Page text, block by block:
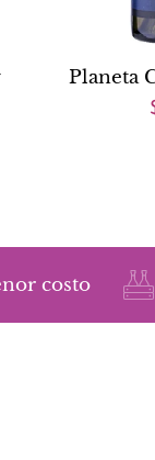
Planeta
costo